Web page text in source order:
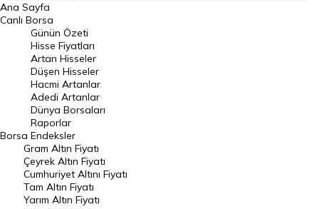
Geçmiş Kapanışlar
Raporlar
DÖVİZ
Dolar Kuru
Pound Kuru
Riyal Kuru
Ana Sayfa
Canlı Borsa
Borsa
Günün Özeti
Hisse Fiyatları
Artan Hisseler
Düşen Hisseler
Hacmi Artanlar
Adedi Artanlar
Dünya Borsaları
Raporlar
Endeksler
Gram Altın Fiyatı
Çeyrek Altın Fiyatı
Cumhuriyet Altını Fiyatı
Tam Altın Fiyatı
Yarım Altın Fiyatı